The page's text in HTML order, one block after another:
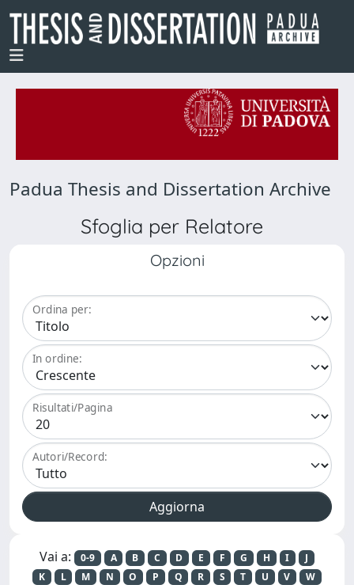
Padua Thesis and Dissertation Archive
Sfoglia per Relatore
Opzioni
Ordina per:
In ordine:
Risultati/Pagina
Autori/Record:
Vai a: 0-9 A B C D E F G H I
J
K
L M N O P Q R S T U V
W